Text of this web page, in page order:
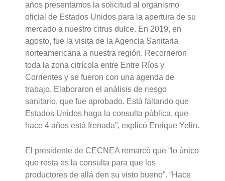
años presentamos la solicitud al organismo
oficial de Estados Unidos para la apertura de su
mercado a nuestro citrus dulce. En 2019, en
agosto, fue la visita de la Agencia Sanitaria
norteamericana a nuestra región. Recorrieron
toda la zona citrícola entre Entre Ríos y
Corrientes y se fueron con una agenda de
trabajo. Elaboraron el análisis de riesgo
sanitario, que fue aprobado. Está faltando que
Estados Unidos haga la consulta pública, que
hace 4 años está frenada”, explicó Enrique Yelin.
El presidente de CECNEA remarcó que “lo único
que resta es la consulta para que los
productores de allá den su visto bueno”. “Hace